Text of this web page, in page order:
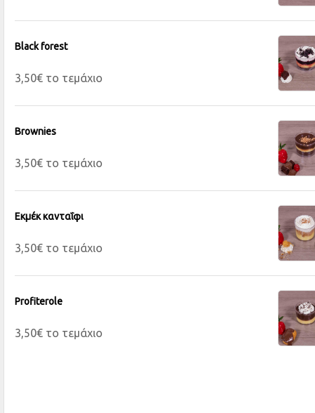
Black forest
3,50€ το τεμάχιο
Brownies
3,50€ το τεμάχιο
Εκμέκ κανταΐφι
3,50€ το τεμάχιο
Profiterole
3,50€ το τεμάχιο